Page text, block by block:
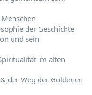
der Geschichte
und sein
im alten
der Weg der Goldenen